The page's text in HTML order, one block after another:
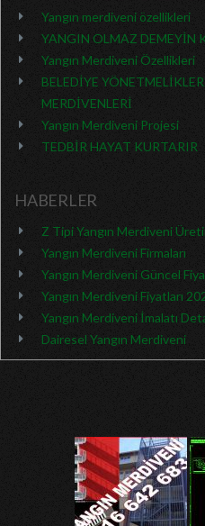
Yangın merdiveni özellikleri
YANGIN OLMAZ DEMEYİN
Yangın Merdiveni Özellikleri
BELEDİYE
MERDİVENLERİ
Yangın Merdiveni Projesi
TEDBİR HAYAT KURTARIR
HABERLER
Z Tipi Yangın Merdiveni
Yangın Merdiveni Firmaları
Yangın Merdiveni Güncel
Yangın Merdiveni Fiyatları
Yangın Merdiveni İmalatı
Dairesel Yangın Merdiveni